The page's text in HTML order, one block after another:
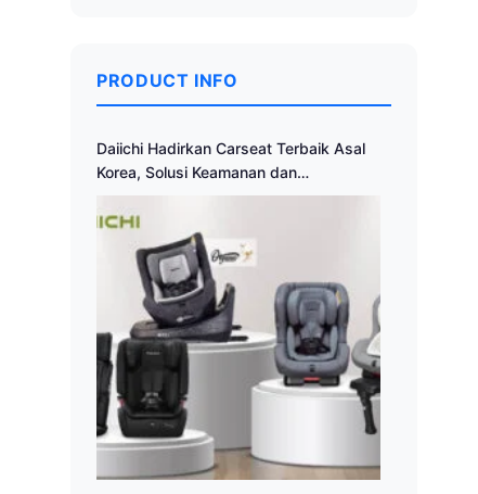
PRODUCT INFO
Daiichi Hadirkan Carseat Terbaik Asal
Korea, Solusi Keamanan dan
Kenyamanan Anak Saat Berkendara